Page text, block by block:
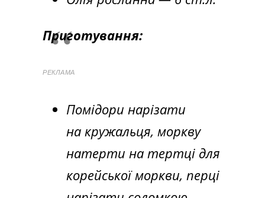
Приготування:
РЕКЛАМА
Помідори нарізати
на кружальця, моркву
натерти на тертці для
корейської моркви, перці